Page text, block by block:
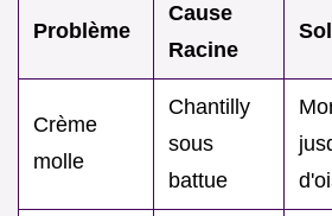
Problème
Cause
Racine
Crème
molle
Chantilly
sous
battue